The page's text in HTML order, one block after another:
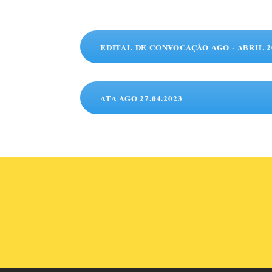
EDITAL DE CONVOCAÇÃO AGO - ABRIL
ATA AGO 27.04.2023